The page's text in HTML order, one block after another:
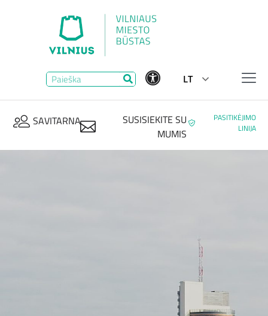
LT
SUSISIEKITE SU
MUMIS
PASITIKĖJIMO
LINIJA
SAVITARNA